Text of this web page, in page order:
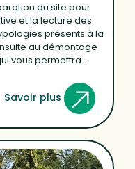
du site pour
et la lecture des
présents à la
au démontage
vous permettra...
Savoir plus